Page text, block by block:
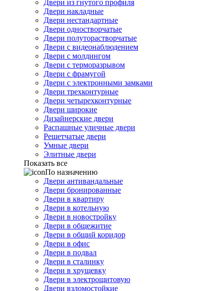
Двери из гнутого профиля
Двери накладные
Двери нестандартные
Двери одностворчатые
Двери полуторастворчатые
Двери с видеонаблюдением
Двери с молдингом
Двери с терморазрывом
Двери с фрамугой
Двери с электронными замками
Двери трехконтурные
Двери четырехконтурные
Двери широкие
Дизайнерские двери
Распашные уличные двери
Решетчатые двери
Умные двери
Элитные двери
Показать все
По назначению
Двери антивандальные
Двери бронированные
Двери в квартиру
Двери в котельную
Двери в новостройку
Двери в общежитие
Двери в общий коридор
Двери в офис
Двери в подвал
Двери в сталинку
Двери в хрущевку
Двери в электрощитовую
Двери взломостойкие